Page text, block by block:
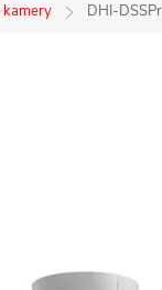
kamery DHI-